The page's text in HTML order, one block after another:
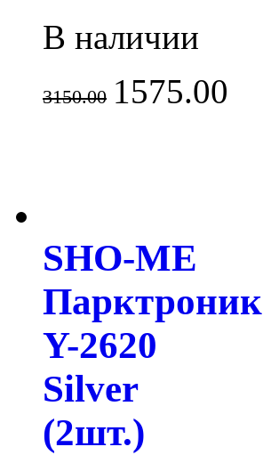
В наличии
3150.00 1575.00
SHO-ME
Парктроник
Y-2620
Silver
(2шт.)